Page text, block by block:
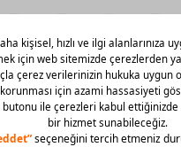
Mobil Uygulamamızı